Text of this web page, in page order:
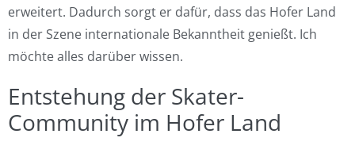
erweitert. Dadurch sorgt er dafür, dass das Hofer Land
in der Szene internationale Bekanntheit genießt. Ich
möchte alles darüber wissen.
Entstehung der Skater-
Community im Hofer Land